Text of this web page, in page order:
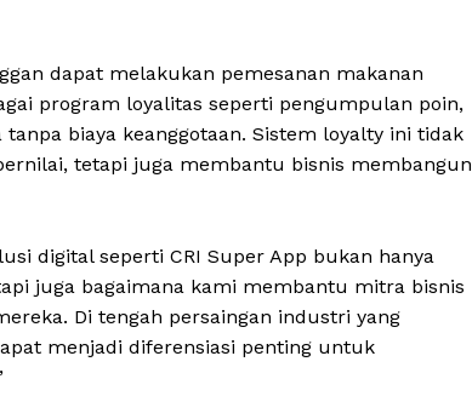
dapat melakukan pemesanan makanan
program loyalitas seperti pengumpulan poin,
biaya keanggotaan. Sistem loyalty ini tidak
tetapi juga membantu bisnis membangun
digital seperti CRI Super App bukan hanya
juga bagaimana kami membantu mitra bisnis
Di tengah persaingan industri yang
menjadi diferensiasi penting untuk